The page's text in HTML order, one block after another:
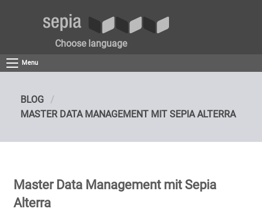
Choose language
Menu
BLOG
MASTER DATA MANAGEMENT MIT SEPIA ALTERRA
Master Data Management mit Sepia
Alterra